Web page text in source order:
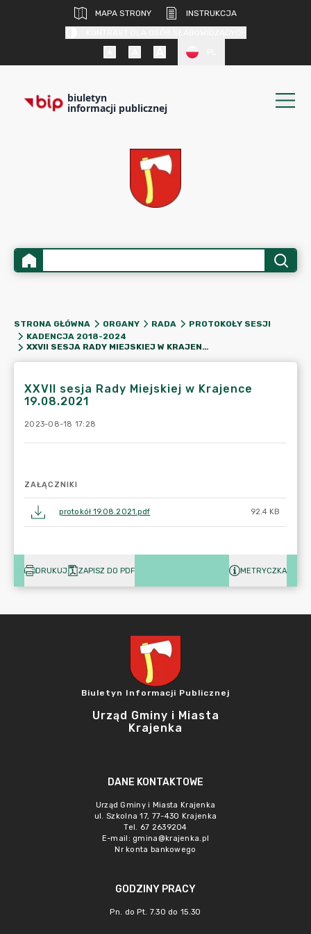
MAPA STRONY
INSTRUKCJA
biuletyn
informacji publicznej
STRONA GŁÓWNA ORGANY RADA
PROTOKOŁY SESJI
KADENCJA 2018-2024
XXVII SESJA RADY MIEJSKIEJ W KRAJENCE 19.08.2021
XXVII sesja Rady Miejskiej w Krajence
19.08.2021
2023-08-18 17:28
ZAŁĄCZNIKI
protokół 19.08.2021.pdf 92.4 KB
DRUKUJ ZAPISZ DO PDF METRYCZKA
Biuletyn Informacji Publicznej
Urząd Gminy i Miasta
Krajenka
DANE KONTAKTOWE
Urząd Gminy i Miasta Krajenka
ul. Szkolna 17, 77-430 Krajenka
Tel. 67 2639204
E-mail: gmina@krajenka.pl
Nr konta bankowego
GODZINY PRACY
Pn. do Pt. 7.30 do 15.30